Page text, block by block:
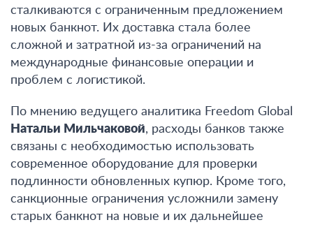
сталкиваются с ограниченным предложением
новых банкнот. Их доставка стала более
сложной и затратной из-за ограничений на
международные финансовые операции и
проблем с логистикой.
По мнению ведущего аналитика Freedom Global
Натальи Мильчаковой, расходы банков также
связаны с необходимостью использовать
современное оборудование для проверки
подлинности обновленных купюр. Кроме того,
санкционные ограничения усложнили замену
старых банкнот на новые и их дальнейшее